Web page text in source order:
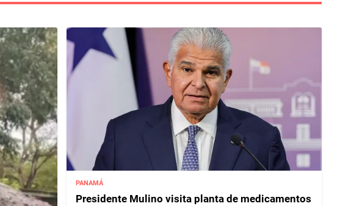
PANAMÁ
Presidente Mulino visita planta de medicamentos